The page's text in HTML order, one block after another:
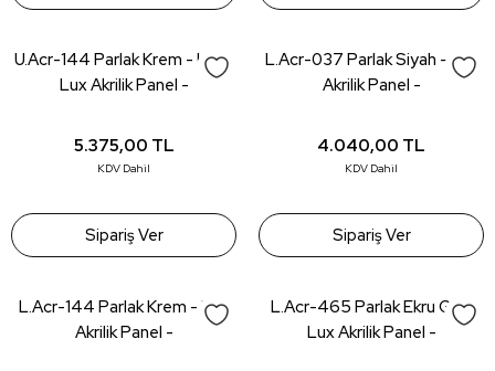
U.Acr-144 Parlak Krem - Ultra
Lux Akrilik Panel -
5.375,00 TL
KDV Dahil
Sipariş Ver
L.Acr-037 Parlak Siyah - Lux
Akrilik Panel -
4.040,00 TL
KDV Dahil
Sipariş Ver
L.Acr-144 Parlak Krem - Lux
Akrilik Panel -
L.Acr-465 Parlak Ekru Gri -
Lux Akrilik Panel -